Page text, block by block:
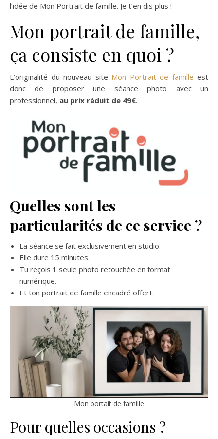
l’idée de Mon Portrait de famille. Je t’en dis plus !
Mon portrait de famille,
ça consiste en quoi ?
L’originalité du nouveau site Mon Portrait de famille est
donc de proposer une séance photo avec un
professionnel, au prix réduit de 49€.
Quelles sont les
particularités de ce service ?
La séance se fait exclusivement en studio.
Elle dure 15 minutes.
Tu reçois 1 seule photo retouchée en format
numérique.
Et ton portrait de famille encadré offert.
Mon portait de famille
Pour quelles occasions ?